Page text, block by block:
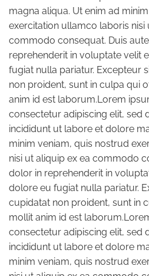
magna aliqua. Ut enim ad
exercitation ullamco laboris nisi
commodo consequat. Duis
reprehenderit in voluptate velit
fugiat nulla pariatur. Excepteur
non proident, sunt in culpa qui
anim id est laborum.Lorem
consectetur adipiscing elit, sed
incididunt ut labore et dolore
minim veniam, quis nostrud
nisi ut aliquip ex ea commodo
dolor in reprehenderit in
dolore eu fugiat nulla pariatur.
cupidatat non proident, sunt in
mollit anim id est
consectetur adipiscing elit, sed
incididunt ut labore et dolore
minim veniam, quis nostrud